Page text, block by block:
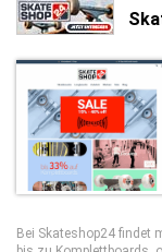
Bei Skateshop24 findet